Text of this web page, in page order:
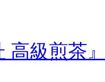
高級煎茶